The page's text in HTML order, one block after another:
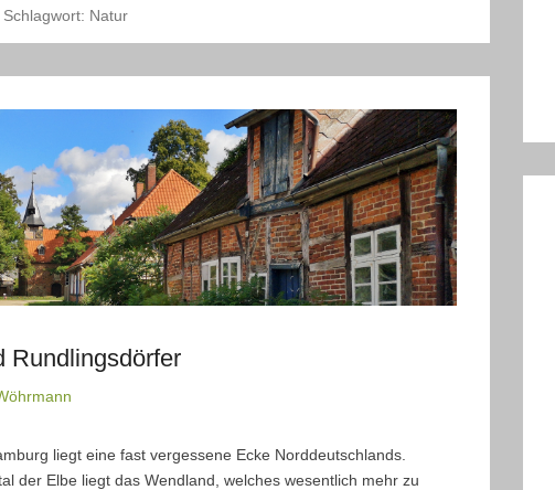
Schlagwort: Natur
Rundlingsdörfer
liegt eine fast vergessene Ecke Norddeutschlands.
der Elbe liegt das Wendland, welches wesentlich mehr zu